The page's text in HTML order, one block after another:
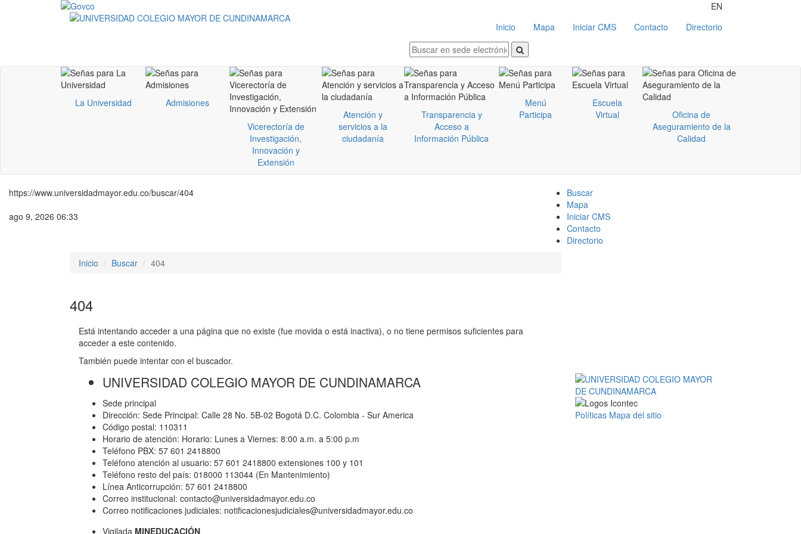
EN
Inicio
Mapa Iniciar CMS Contacto Directorio
La Universidad
Admisiones
Vicerectoría de
Investigación,
Innovación y
Extensión
Atención y
servicios a la
ciudadanía
Transparencia y
Acceso a
Información Pública
Menú
Participa
Escuela
Virtual
Oficina de
Aseguramiento de la
Calidad
https://www.universidadmayor.edu.co/buscar/404
ago 9, 2026 06:33
Buscar
Mapa
Iniciar CMS
Contacto
Directorio
Inicio
Buscar 404
404
Está intentando acceder a una página que no existe (fue movida o está inactiva), o no tiene permisos suficientes para
acceder a este contenido.
También puede intentar con el buscador.
UNIVERSIDAD COLEGIO MAYOR DE CUNDINAMARCA
Sede principal
Dirección: Sede Principal: Calle 28 No. 5B-02 Bogotá D.C. Colombia - Sur America
Código postal: 110311
Horario de atención: Horario: Lunes a Viernes: 8:00 a.m. a 5:00 p.m
Teléfono PBX: 57 601 2418800
Teléfono atención al usuario: 57 601 2418800 extensiones 100 y 101
Teléfono resto del país: 018000 113044 (En Mantenimiento)
Línea Anticorrupción: 57 601 2418800
Correo institucional: contacto@universidadmayor.edu.co
Correo notificaciones judiciales: notificacionesjudiciales@universidadmayor.edu.co
Vigilada MINEDUCACIÓN
Políticas Mapa del sitio